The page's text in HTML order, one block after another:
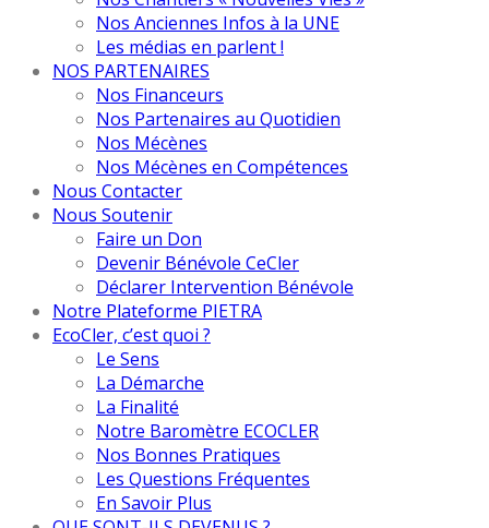
Nos Anciennes Infos à la UNE
Les médias en parlent !
NOS PARTENAIRES
Nos Financeurs
Nos Partenaires au Quotidien
Nos Mécènes
Nos Mécènes en Compétences
Nous Contacter
Nous Soutenir
Faire un Don
Devenir Bénévole CeCler
Déclarer Intervention Bénévole
Notre Plateforme PIETRA
EcoCler, c’est quoi ?
Le Sens
La Démarche
La Finalité
Notre Baromètre ECOCLER
Nos Bonnes Pratiques
Les Questions Fréquentes
En Savoir Plus